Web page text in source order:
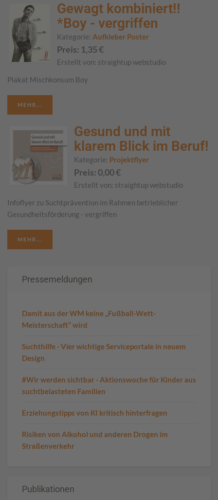
Gewagt kombiniert!!
*Boy - vergriffen
Kategorie: Aufkleber Poster
Preis: 1,35€
Erstellt von: straightup webstudio
Plakat Mischkonsum Boy
MEHR...
Gesund und mit
klarem Blick im Beruf!
Kategorie: Projektflyer
Preis: 0,00€
Erstellt von: straightup webstudio
Infoflyer zu Suchtprävention im Rahmen betrieblicher
Gesundheitsförderung - vergriffen
MEHR...
Pressemeldungen
Damit aus der WM keine „Fußball-Wett-
Meisterschaft“ wird
Suchthilfe - Vier wichtige Serviceportale in neuem
Design
#Wir werden sichtbar - Aktionswoche für Kinder aus
suchtbelasteten Familien
Erziehungstipps von KI kritisch hinterfragen
Risiken von Alkohol und anderen Drogen im
Straßenverkehr
Publikationen